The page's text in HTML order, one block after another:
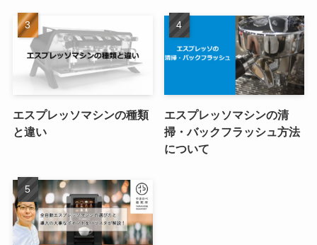
エスプレッソマシンの種類
と違い
エスプレッソマシンの清
掃・バックフラッシュ方法
について